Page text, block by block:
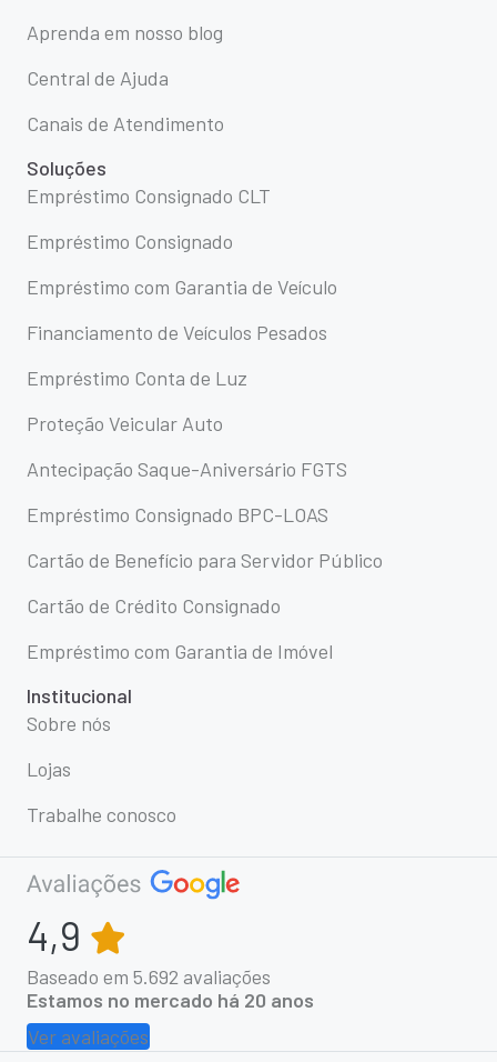
Aprenda em nosso blog
Central de Ajuda
Canais de Atendimento
Soluções
Empréstimo Consignado CLT
Empréstimo Consignado
Empréstimo com Garantia de Veículo
Financiamento de Veículos Pesados
Empréstimo Conta de Luz
Proteção Veicular Auto
Antecipação Saque-Aniversário FGTS
Empréstimo Consignado BPC-LOAS
Cartão de Benefício para Servidor Público
Cartão de Crédito Consignado
Empréstimo com Garantia de Imóvel
Institucional
Sobre nós
Lojas
Trabalhe conosco
4,9
Baseado em 5.692 avaliações
Estamos no mercado há 20 anos
Ver avaliações